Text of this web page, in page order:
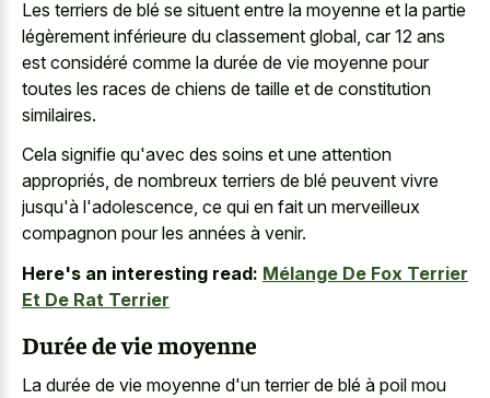
Les terriers de blé se situent entre la moyenne et la partie
légèrement inférieure du classement global, car 12 ans
est considéré comme la durée de vie moyenne pour
toutes les races de chiens de taille et de constitution
similaires.
Cela signifie qu'avec des soins et une attention
appropriés, de nombreux terriers de blé peuvent vivre
jusqu'à l'adolescence, ce qui en fait un merveilleux
compagnon pour les années à venir.
Here's an interesting read: Mélange De Fox Terrier
Et De Rat Terrier
Durée de vie moyenne
La durée de vie moyenne d'un terrier de blé à poil mou